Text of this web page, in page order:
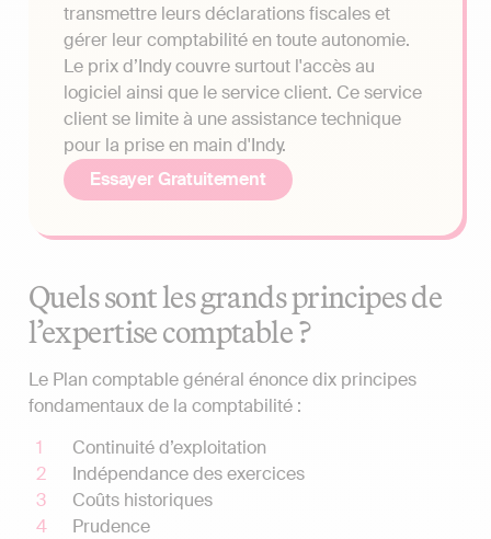
transmettre leurs déclarations fiscales et
gérer leur comptabilité en toute autonomie.
Le prix d’Indy couvre surtout l'accès au
logiciel ainsi que le service client. Ce service
client se limite à une assistance technique
pour la prise en main d'Indy.
Essayer Gratuitement
Quels sont les grands principes de
l’expertise comptable ?
Le Plan comptable général énonce dix principes
fondamentaux de la comptabilité :
Continuité d’exploitation
Indépendance des exercices
Coûts historiques
Prudence